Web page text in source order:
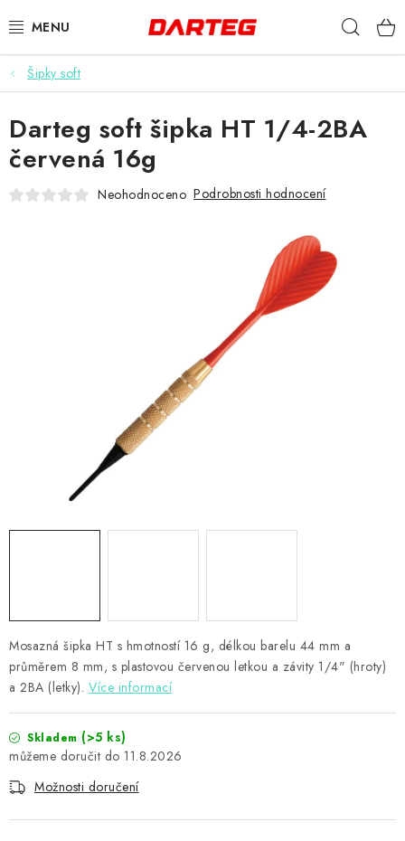
na
ŠIPKY
TERČE
DOPLŇKY K TERČI
Kontakty Hodnocení obchodu
Šipky soft
Mosazná šipka HT s hmotností 16 g, délkou barelu 44 mm a
průměrem 8 mm, s plastovou červenou letkou a závity 1/4" (hroty)
a 2BA (letky). Více informací
Skladem (>5 ks)
11.8.2026
Možnosti doručení
Darteg soft šipka HT 1/4-2BA
červená 16g
Neohodnoceno Podrobnosti hodnocení